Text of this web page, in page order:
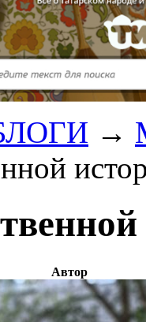
→
Автор